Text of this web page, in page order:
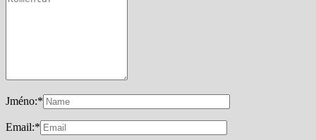
Jméno:*
Email:*